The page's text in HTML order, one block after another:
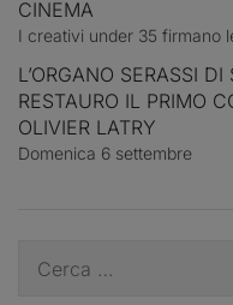
CINEMA
I creativi under 35 firmano
L’ORGANO SERASSI
RESTAURO IL PRIMO
OLIVIER LATRY
Domenica 6 settembre
per: